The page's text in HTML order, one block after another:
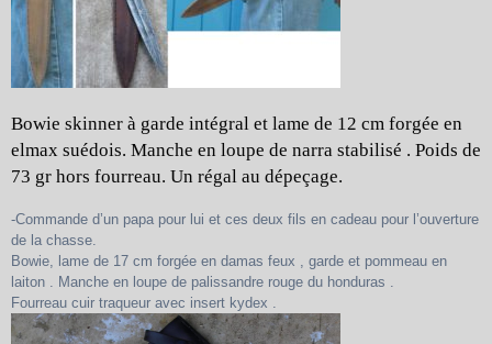
Bowie skinner à garde intégral et lame de 12 cm forgée en
elmax suédois. Manche en loupe de narra stabilisé . Poids de
73 gr hors fourreau. Un régal au dépeçage.
-Commande d’un papa pour lui et ces deux fils en cadeau pour l’ouverture
de la chasse.
Bowie, lame de 17 cm forgée en damas feux , garde et pommeau en
laiton . Manche en loupe de palissandre rouge du honduras .
Fourreau cuir traqueur avec insert kydex .